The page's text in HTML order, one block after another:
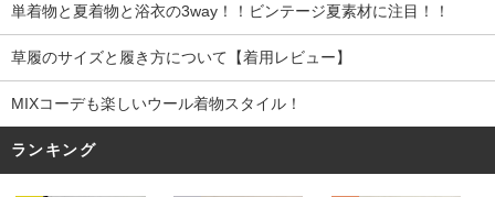
単着物と夏着物と浴衣の3way！！ビンテージ夏素材に注目！！
草履のサイズと履き方について【着用レビュー】
MIXコーデも楽しいウール着物スタイル！
ランキング